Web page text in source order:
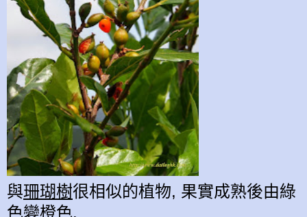
與珊瑚樹很相似的植物, 果實成熟後由綠
色變橙色.